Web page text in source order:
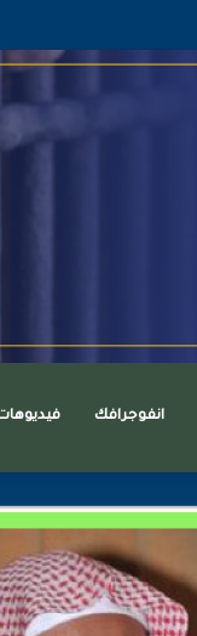
انفوجرافك